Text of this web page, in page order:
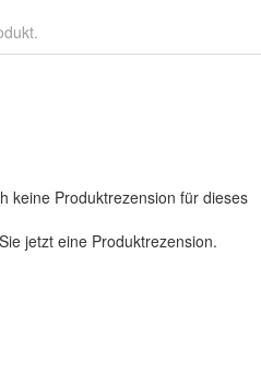
keine Produktrezension für dieses
jetzt eine Produktrezension.